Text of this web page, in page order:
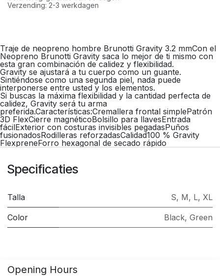
Verzending: 2-3 werkdagen
Traje de neopreno hombre Brunotti Gravity 3.2 mmCon el
Neopreno Brunotti Gravity saca lo mejor de ti mismo con
esta gran combinación de calidez y flexibilidad.
Gravity se ajustará a tu cuerpo como un guante.
Sintiéndose como una segunda piel, nada puede
interponerse entre usted y los elementos.
Si buscas la máxima flexibilidad y la cantidad perfecta de
calidez, Gravity será tu arma
preferida.Características:Cremallera frontal simplePatrón
3D FlexCierre magnéticoBolsillo para llavesEntrada
fácilExterior con costuras invisibles pegadasPuños
fusionadosRodilleras reforzadasCalidad100 % Gravity
FlexpreneForro hexagonal de secado rápido
Specificaties
Talla S, M, L, XL
Color Black, Green
Opening Hours